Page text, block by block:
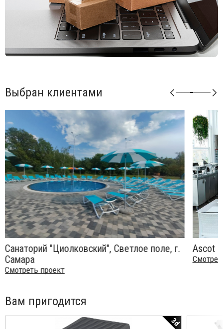
Открыть технические характеристики.
Для уточнения всех возможных вариантов материала и
цвета данного изделия обращайтесь к нашим
Выбран клиентами
Cанаторий "Циолковский", Светлое поле, г.
Самара
Смотреть проект
Ascot
Вам пригодится
3d